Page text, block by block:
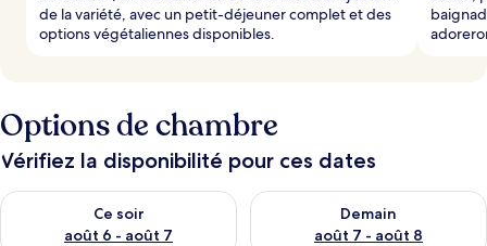
de la variété, avec un petit-déjeuner complet et des
options végétaliennes disponibles.
Options de chambre
Vérifiez la disponibilité pour ces dates
Ce soir
août 6 - août 7
Vérifier la disponibilité pour ce soir août 6 - août 7
Demain
août 7 - août 8
Vérifier la disponibilité pour